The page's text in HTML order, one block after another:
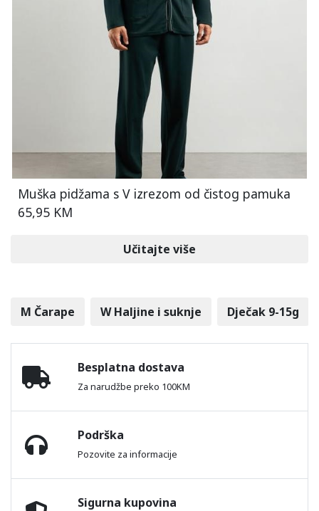
Muška pidžama s V izrezom od čistog pamuka
65,95 KM
Učitajte više
M Čarape W Haljine i suknje Dječak 9-15g
Besplatna dostava
Za narudžbe preko 100KM
Podrška
Pozovite za informacije
Sigurna kupovina